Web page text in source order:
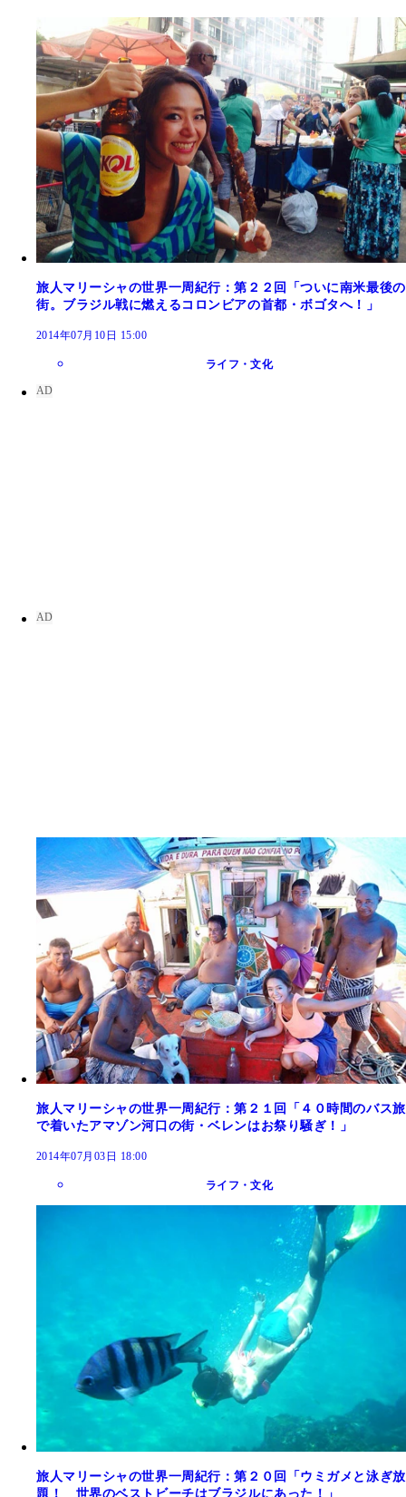
旅人マリーシャの世界一周紀行：第２２回「ついに南米最後の
街。ブラジル戦に燃えるコロンビアの首都・ボゴタへ！」
2014年07月10日 15:00
ライフ・文化
旅人マリーシャの世界一周紀行：第２１回「４０時間のバス旅
で着いたアマゾン河口の街・ベレンはお祭り騒ぎ！」
2014年07月03日 18:00
ライフ・文化
旅人マリーシャの世界一周紀行：第２０回「ウミガメと泳ぎ放
題！ 世界のベストビーチはブラジルにあった！」